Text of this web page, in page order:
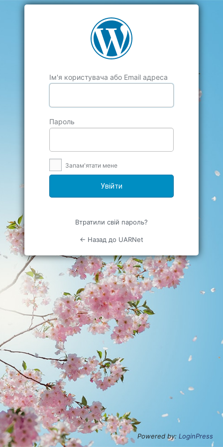
Ім'я користувача або Email адреса
Пароль
Запам'ятати мене
Втратили свій пароль?
← Назад до UARNet
Powered by: LoginPress